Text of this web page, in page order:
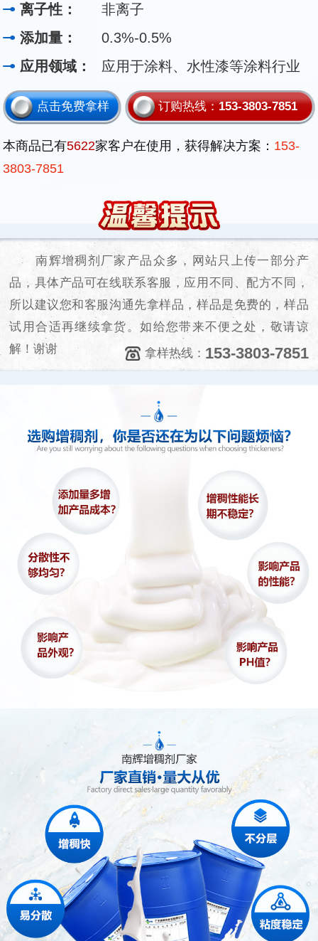
离子性：
非离子
添加量：
0.3%-0.5%
应用领域：
应用于涂料、水性漆等涂料行业
点击免费拿样 订购热线：153-3803-7851
本商品已有5622家客户在使用，获得解决方案： 153-
3803-7851
南辉增稠剂厂家产品众多，网站只上传一部分产
品，具体产品可在线联系客服，应用不同、配方不同，
所以建议您和客服沟通先拿样品，样品是免费的，样品
试用合适再继续拿货。如给您带来不便之处，敬请谅
解！谢谢
拿样热线： 153-3803-7851